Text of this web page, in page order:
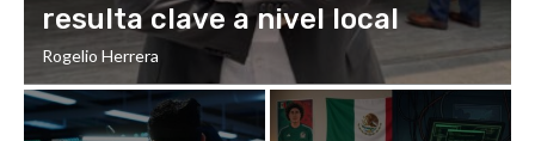
resulta clave a nivel local
Rogelio Herrera